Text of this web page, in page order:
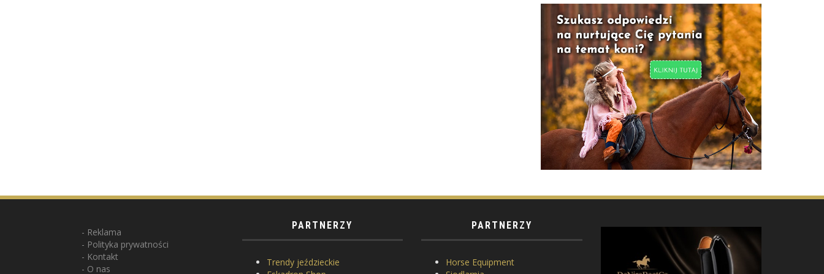
Reklama
Polityka prywatności
Kontakt
O nas
PARTNERZY
Trendy jeździeckie
PARTNERZY
Horse Equipment